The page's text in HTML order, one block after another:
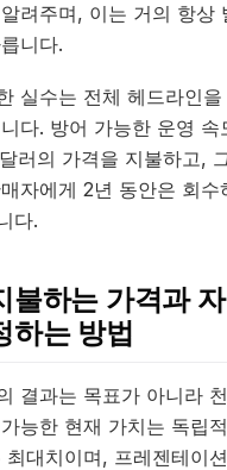
려주며, 이는 거의 항상
니다.
실수는 전체 헤드라인
다. 방어 가능한 운영
러의 가격을 지불하고,
자에게 2년 동안은 회수
다.
불하는 가격과
하는 방법
결과는 목표가 아니라
능한 현재 가치는 독립
최대치이며, 프레젠테이